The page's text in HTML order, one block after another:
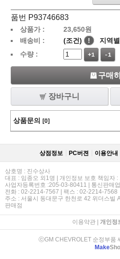
품번 P93746683
상품가 : 23,650원
배송비 :
(조건) ! 지역별
수량 :
+1 -1
구매
장바구니
상품문의 [0]
상점정보 PC버젼 이용안내
상호명 : 진수상사
대표 : 임종오 외1명 | 개인정보 보호 책임자 :
사업자등록번호 :205-03-80411 | 통신판매
전화 : 02-2214-7567 | 팩스 : 02-2214-7568
주소 : 서울시 동대문구 한천로 42 위더스빌
판매점
이용약관| 개인정
ⓒGM CHEVROLET 순정부품
Make